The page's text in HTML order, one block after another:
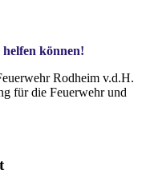
können!
Rodheim v.d.H.
für die Feuerwehr und